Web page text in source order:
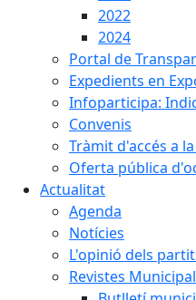
2022
2024
Portal de
Expedients en
Infoparticipa:
Convenis
Tràmit d'accés a
Oferta pública
Actualitat
Agenda
Notícies
L'opinió dels
Revistes